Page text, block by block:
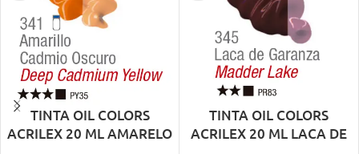
TINTA OIL COLORS
ACRILEX 20 ML AMARELO
TINTA OIL COLORS
ACRILEX 20 ML LACA DE